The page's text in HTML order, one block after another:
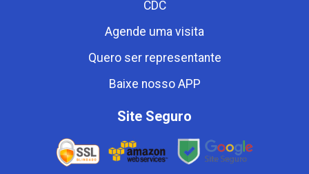
CDC
Agende uma visita
Quero ser representante
Baixe nosso APP
Site Seguro